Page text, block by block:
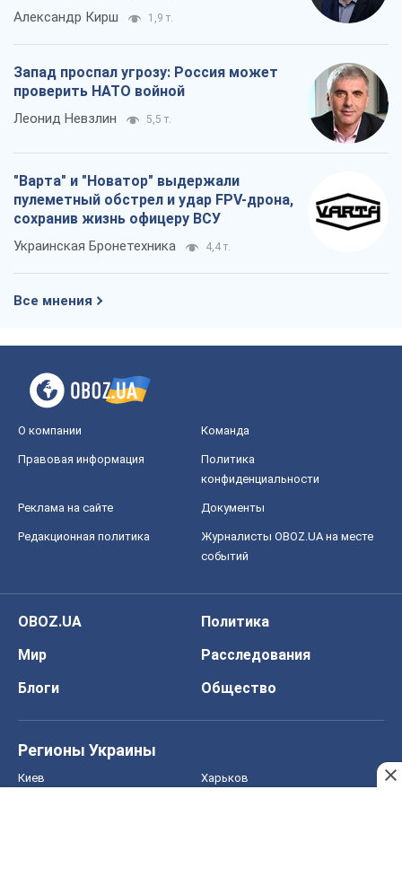
Александр Кирш 1,9 т.
Запад проспал угрозу: Россия может
проверить НАТО войной
Леонид Невзлин 5,5 т.
"Варта" и "Новатор" выдержали
пулеметный обстрел и удар FPV-дрона,
сохранив жизнь офицеру ВСУ
Украинская Бронетехника 4,4 т.
Все мнения
О компании Команда
Правовая информация
Политика
конфиденциальности
Реклама на сайте Документы
Редакционная политика
Журналисты OBOZ.UA на месте
событий
OBOZ.UA
Политика
Мир
Расследования
Блоги
Общество
Регионы Украины
Киев Харьков